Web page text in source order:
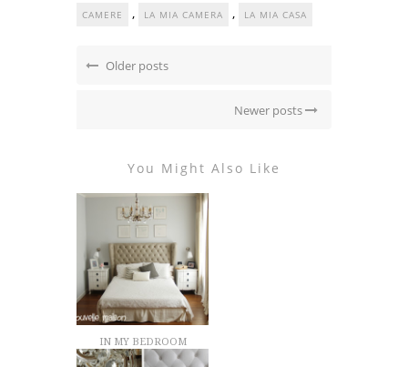
CAMERE , LA MIA CAMERA , LA MIA CASA
Older posts
Newer posts
You Might Also Like
IN MY BEDROOM